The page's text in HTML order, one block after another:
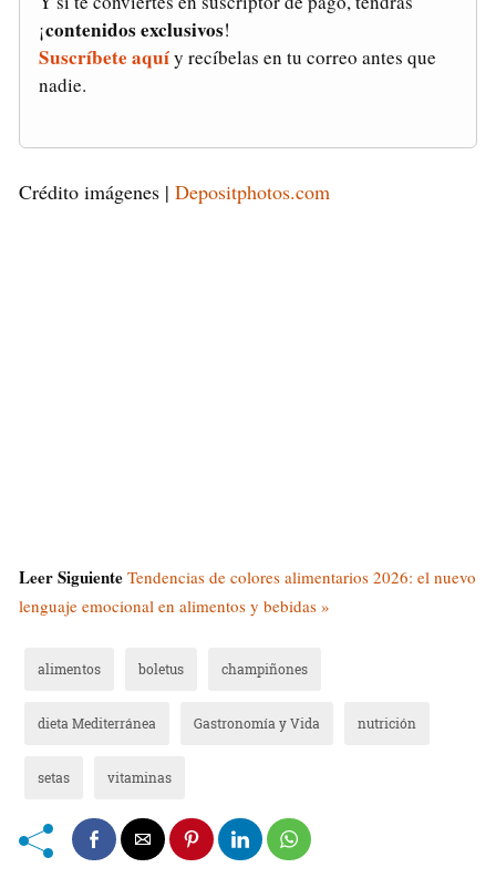
¡contenidos exclusivos!
Suscríbete aquíy recíbelas en tu correo antes que
nadie.
Crédito imágenes | Depositphotos.com
Leer Siguiente Tendencias de colores alimentarios 2026: el nuevo
lenguaje emocional en alimentos y bebidas »
alimentos boletus champiñones
dieta Mediterránea Gastronomía y Vida nutrición
setas vitaminas